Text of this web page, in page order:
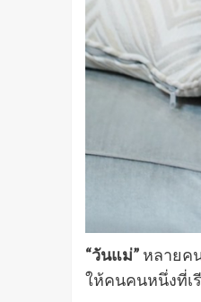
“วันแม่” หลายค
ให้คนคนหนึ่งที่เรี